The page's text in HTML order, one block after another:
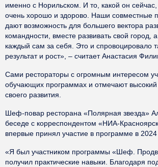
именно с Норильском. И то, какой он сейчас,
очень хорошо и здорово. Наши совместные
дают возможность для большего вектора
командности, вместе развивать свой город,
каждый сам за себя. Это и спровоцировало
результат и рост», – считает Анастасия
Сами рестораторы с огромным интересом
обучающих программах и отмечают
своего развития.
Шеф-повар ресторана «Полярная звезда»
беседе с корреспондентом «НИА-
впервые принял участие в программе в 2024
«Я был участником программы «Шеф.
получил практические навыки. Благодаря